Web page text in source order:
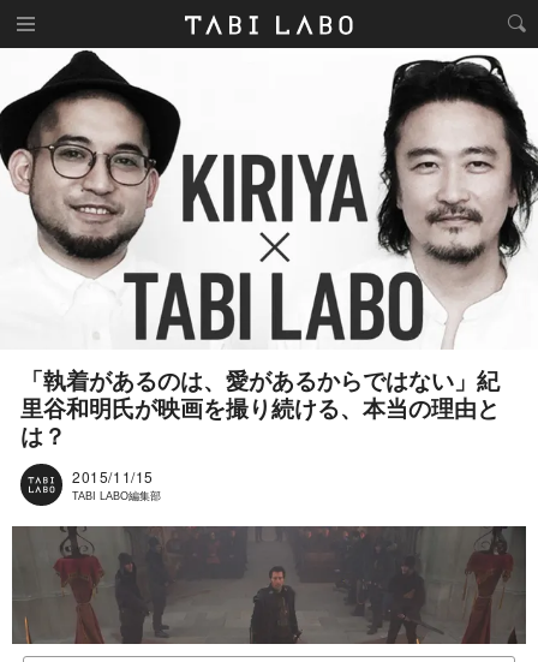
「執着があるのは、愛があるからではない」紀
里谷和明氏が映画を撮り続ける、本当の理由と
は？
2015/11/15
TABI LABO編集部